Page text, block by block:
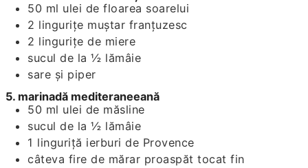
50 ml ulei de floarea soarelui
2 lingurițe muștar franțuzesc
2 lingurițe de miere
sucul de la ½ lămâie
sare și piper
5. marinadă mediteraneeană
50 ml ulei de măsline
sucul de la ½ lămâie
1 linguriță ierburi de Provence
câteva fire de mărar proaspăt tocat fin